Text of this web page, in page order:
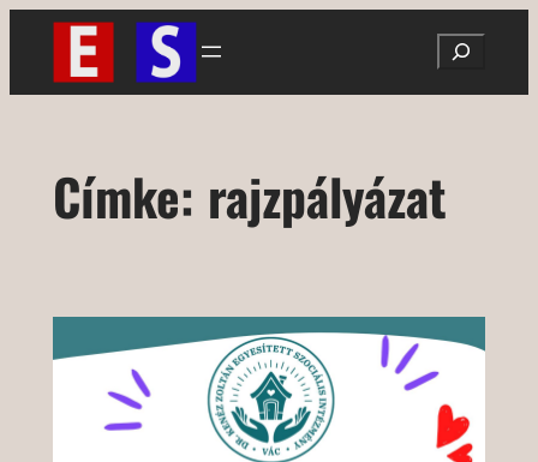
Ugrás
tartalomhoz
Search
Címke: rajzpályázat